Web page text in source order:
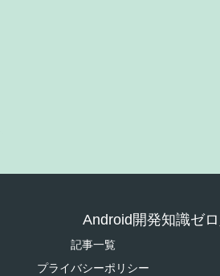
Android開発知識ゼ
記事一覧
プライバシーポリシー